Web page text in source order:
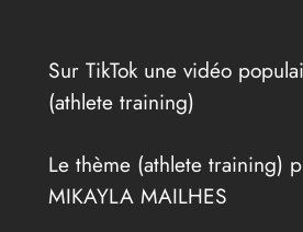
Sur TikTok une vidéo
(athlete training)
Le thème (athlete training)
MIKAYLA MAILHES